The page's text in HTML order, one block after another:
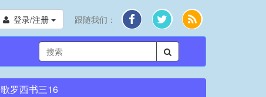
登录/注册 跟随我们：
歌罗西书三16